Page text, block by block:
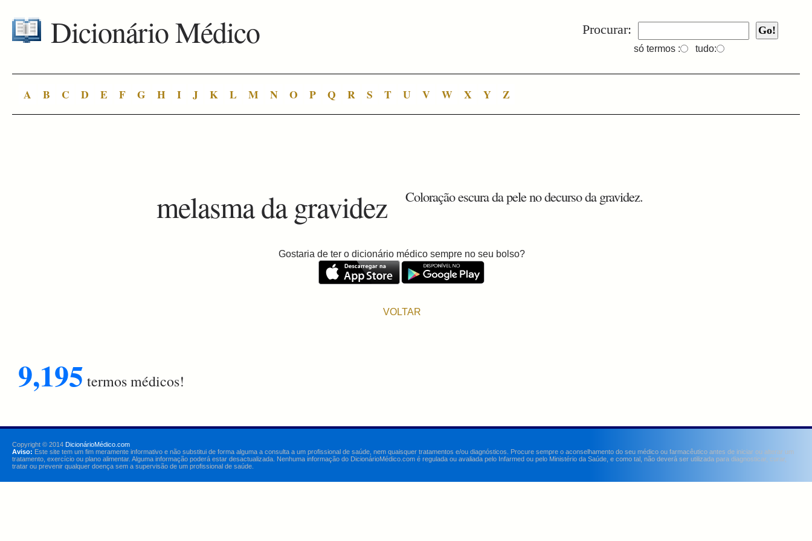
Procurar:
só termos : tudo:
Dicionário Médico
A B C D E F G H I J K L M N O P Q R S T U V W X Y Z
melasma da gravidez Coloração escura da pele no decurso da gravidez.
Gostaria de ter o dicionário médico sempre no seu bolso?
VOLTAR
9,195 termos médicos!
Copyright © 2014 DicionárioMédico.com
Aviso: Este site tem um fim meramente informativo e não substitui de forma alguma a consulta a um profissional de saúde, nem quaisquer tratamentos e/ou diagnósticos. Procure sempre o aconselhamento do seu médico ou farmacêutico antes de iniciar ou alterar um
tratamento, exercício ou plano alimentar. Alguma informação poderá estar desactualizada. Nenhuma informação do DicionárioMédico.com é regulada ou avaliada pelo Infarmed ou pelo Ministério da Saúde, e como tal, não deverá ser utilizada para diagnosticar, curar,
tratar ou prevenir qualquer doença sem a supervisão de um profissional de saúde.